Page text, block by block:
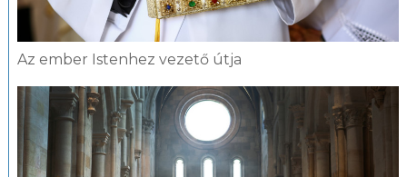
Az ember Istenhez vezető útja